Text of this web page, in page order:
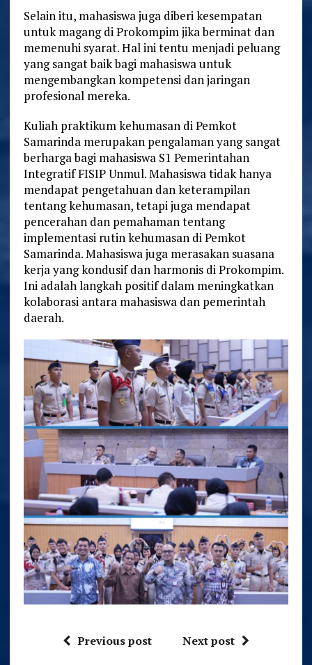
Selain itu, mahasiswa juga diberi kesempatan
untuk magang di Prokompim jika berminat dan
memenuhi syarat. Hal ini tentu menjadi peluang
yang sangat baik bagi mahasiswa untuk
mengembangkan kompetensi dan jaringan
profesional mereka.
Kuliah praktikum kehumasan di Pemkot
Samarinda merupakan pengalaman yang sangat
berharga bagi mahasiswa S1 Pemerintahan
Integratif FISIP Unmul. Mahasiswa tidak hanya
mendapat pengetahuan dan keterampilan
tentang kehumasan, tetapi juga mendapat
pencerahan dan pemahaman tentang
implementasi rutin kehumasan di Pemkot
Samarinda. Mahasiswa juga merasakan suasana
kerja yang kondusif dan harmonis di Prokompim.
Ini adalah langkah positif dalam meningkatkan
kolaborasi antara mahasiswa dan pemerintah
daerah.
Previous post Next post